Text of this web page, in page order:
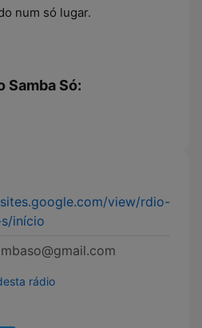
num só lugar.
Samba Só:
view/rdio-
início
rádio